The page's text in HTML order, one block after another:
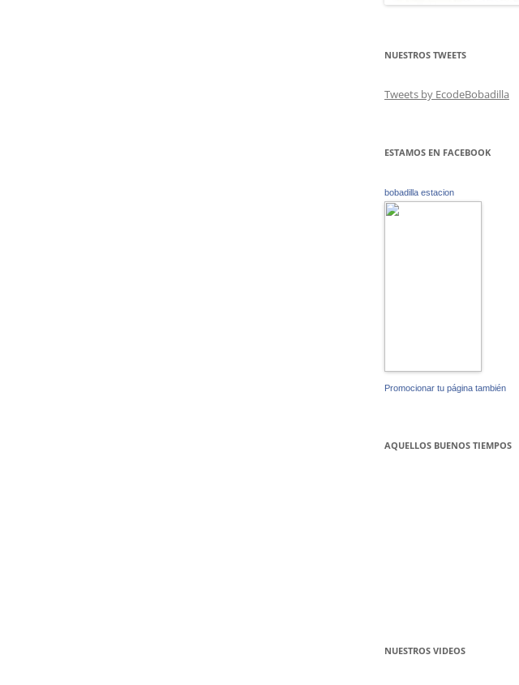
NUESTROS TWEETS
Tweets by EcodeBobadilla
ESTAMOS EN FACEBOOK
bobadilla estacion
Promocionar tu página también
AQUELLOS BUENOS TIEMPOS
NUESTROS VIDEOS